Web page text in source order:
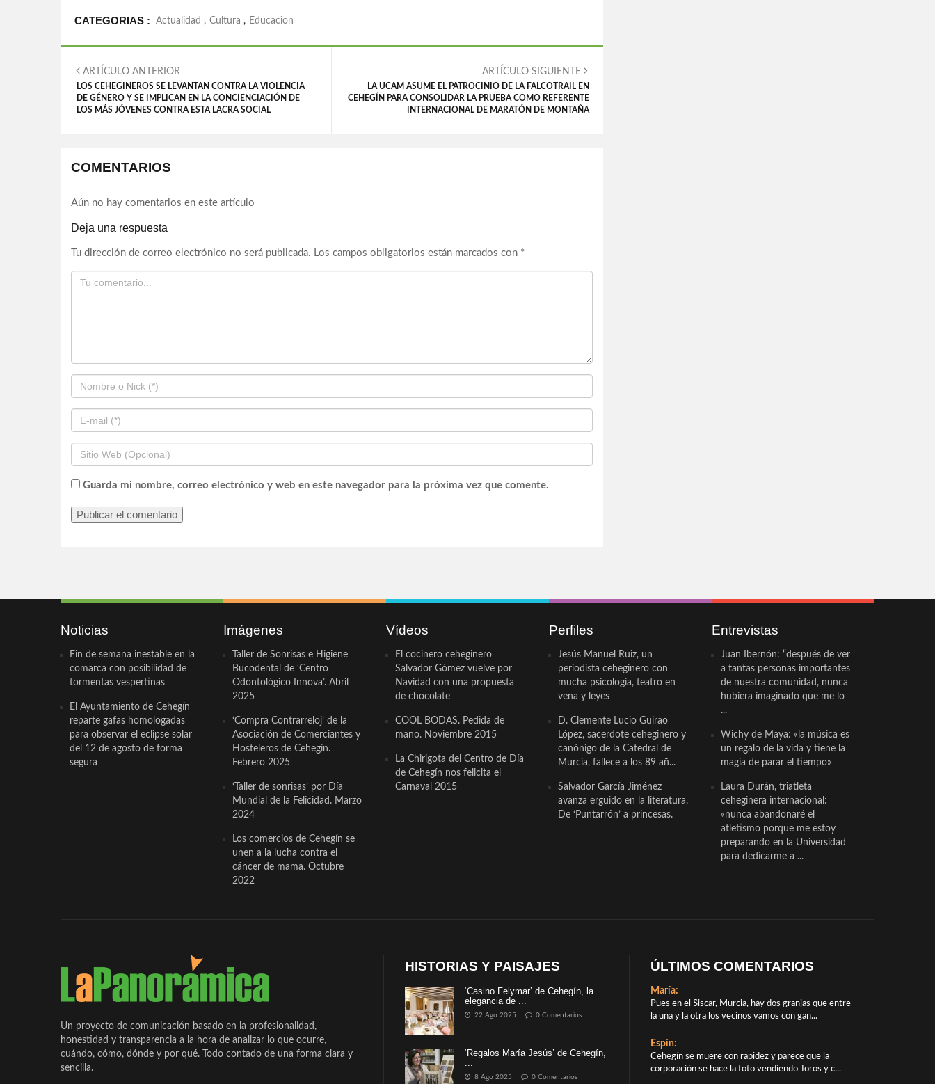
CATEGORIAS : Actualidad , Cultura , Educacion
ARTÍCULO ANTERIOR
LOS CEHEGINEROS SE LEVANTAN CONTRA LA VIOLENCIA
DE GÉNERO Y SE IMPLICAN EN LA CONCIENCIACIÓN DE
LOS MÁS JÓVENES CONTRA ESTA LACRA SOCIAL
ARTÍCULO SIGUIENTE
LA UCAM ASUME EL PATROCINIO DE LA FALCOTRAIL EN
CEHEGÍN PARA CONSOLIDAR LA PRUEBA COMO REFERENTE
INTERNACIONAL DE MARATÓN DE MONTAÑA
COMENTARIOS
Aún no hay comentarios en este artículo
Deja una respuesta
Tu dirección de correo electrónico no será publicada. Los campos obligatorios están marcados con *
Guarda mi nombre, correo electrónico y web en este navegador para la próxima vez que comente.
Noticias
Fin de semana inestable en la
comarca con posibilidad de
tormentas vespertinas
El Ayuntamiento de Cehegín
reparte gafas homologadas
para observar el eclipse solar
del 12 de agosto de forma
segura
Imágenes
Taller de Sonrisas e Higiene
Bucodental de ‘Centro
Odontológico Innova’. Abril
2025
‘Compra Contrarreloj’ de la
Asociación de Comerciantes y
Hosteleros de Cehegín.
Febrero 2025
‘Taller de sonrisas’ por Día
Mundial de la Felicidad. Marzo
2024
Los comercios de Cehegín se
unen a la lucha contra el
cáncer de mama. Octubre
2022
Vídeos
El cocinero ceheginero
Salvador Gómez vuelve por
Navidad con una propuesta
de chocolate
COOL BODAS. Pedida de
mano. Noviembre 2015
La Chirigota del Centro de Día
de Cehegín nos felicita el
Carnaval 2015
Perfiles
Jesús Manuel Ruiz, un
periodista ceheginero con
mucha psicología, teatro en
vena y leyes
D. Clemente Lucio Guirao
López, sacerdote ceheginero y
canónigo de la Catedral de
Murcia, fallece a los 89 añ...
Salvador García Jiménez
avanza erguido en la literatura.
De ‘Puntarrón’ a princesas.
Entrevistas
Juan Ibernón: “después de ver
a tantas personas importantes
de nuestra comunidad, nunca
hubiera imaginado que me lo
...
Wichy de Maya: «la música es
un regalo de la vida y tiene la
magia de parar el tiempo»
Laura Durán, triatleta
ceheginera internacional:
«nunca abandonaré el
atletismo porque me estoy
preparando en la Universidad
para dedicarme a ...
Un proyecto de comunicación basado en la profesionalidad,
honestidad y transparencia a la hora de analizar lo que ocurre,
cuándo, cómo, dónde y por qué. Todo contado de una forma clara y
sencilla.
HISTORIAS Y PAISAJES
‘Casino Felymar’ de Cehegín, la
elegancia de ...
22 Ago 2025 0 Comentarios
‘Regalos María Jesús’ de Cehegín,
8 Ago 2025 0 Comentarios
ÚLTIMOS COMENTARIOS
María:
Pues en el Siscar, Murcia, hay dos granjas que entre
la una y la otra los vecinos vamos con gan...
Espín:
Cehegín se muere con rapidez y parece que la
corporación se hace la foto vendiendo Toros y c...